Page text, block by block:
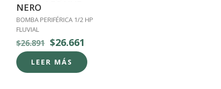
NERO
BOMBA PERIFÉRICA 1/2 HP
FLUVIAL
$26.891 El
precio
original
era:
$26.661
actual
es:
LEER MÁS